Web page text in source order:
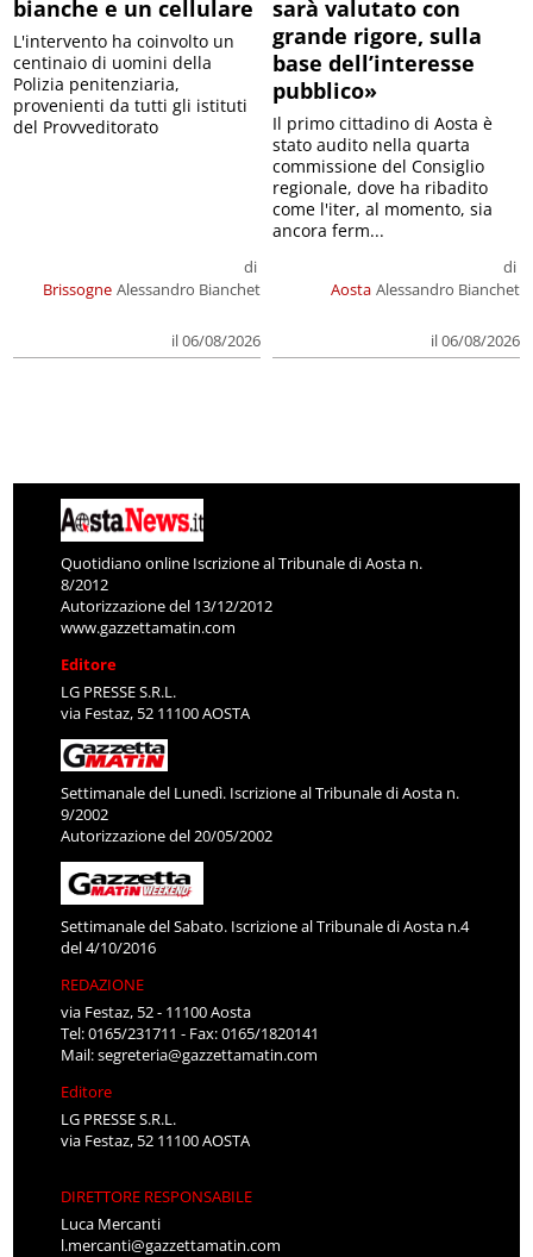
bianche e un cellulare
Brissogne
di
Alessandro Bianchet
il 06/08/2026
L'intervento ha coinvolto un
centinaio di uomini della
Polizia penitenziaria,
provenienti da tutti gli istituti
del Provveditorato
sarà valutato con
grande rigore, sulla
base dell’interesse
pubblico»
Aosta
di
Alessandro Bianchet
il 06/08/2026
Il primo cittadino di Aosta è
stato audito nella quarta
commissione del Consiglio
regionale, dove ha ribadito
come l'iter, al momento, sia
ancora ferm...
Quotidiano online Iscrizione al Tribunale di Aosta n.
8/2012
Autorizzazione del 13/12/2012
www.gazzettamatin.com
Editore
LG PRESSE S.R.L.
via Festaz, 52 11100 AOSTA
Settimanale del Lunedì. Iscrizione al Tribunale di Aosta n.
9/2002
Autorizzazione del 20/05/2002
Settimanale del Sabato. Iscrizione al Tribunale di Aosta n.4
del 4/10/2016
REDAZIONE
via Festaz, 52 - 11100 Aosta
Tel: 0165/231711 - Fax: 0165/1820141
Mail:segreteria@gazzettamatin.com
Editore
LG PRESSE S.R.L.
via Festaz, 52 11100 AOSTA
DIRETTORE RESPONSABILE
Luca Mercanti
l.mercanti@gazzettamatin.com